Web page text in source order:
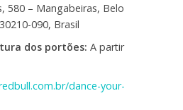
580 – Mangabeiras, Belo
090, Brasil
dos portões: A partir
dance-your-